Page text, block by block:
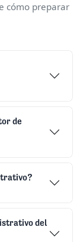
cómo preparar
de
del